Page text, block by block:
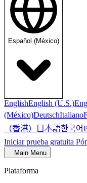
Español (México)
EnglishEnglish (U.S.)
(México)DeutschItaliano
（香港） 日本語한국어
Iniciar prueba gratuita
Main Menu
Plataforma